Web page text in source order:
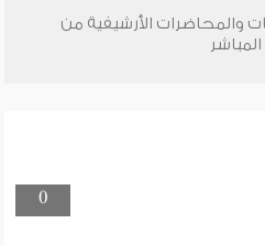
والمحاضرات الأرشيفية من
0